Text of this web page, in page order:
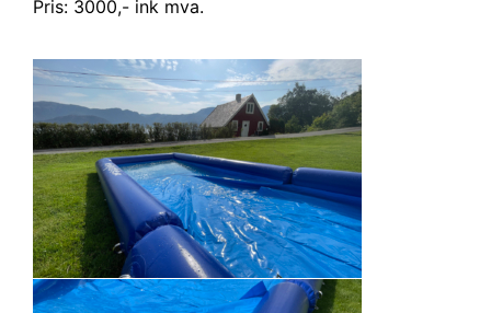
Pris: 3000,- ink mva.